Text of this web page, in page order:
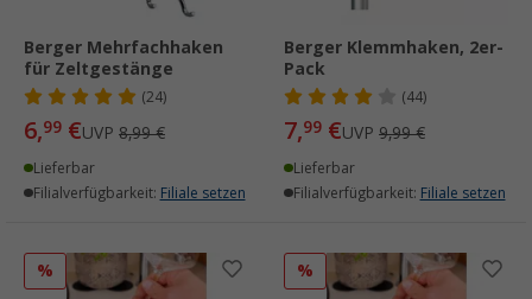
Berger Mehrfachhaken
für Zeltgestänge
(24)
6,99 €UVP 8,99 €
Lieferbar
Filialverfügbarkeit: Filiale setzen
Berger Klemmhaken, 2er-
Pack
(44)
7,99 €UVP 9,99 €
Lieferbar
Filialverfügbarkeit: Filiale setzen
% %